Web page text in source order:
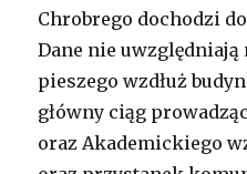
Chrobrego dochodzi
Dane nie uwzględniają
pieszego wzdłuż
główny ciąg
oraz Akademickiego